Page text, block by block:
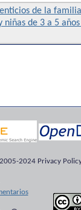
de la
niñas de 3 a 5
2024 Privacy